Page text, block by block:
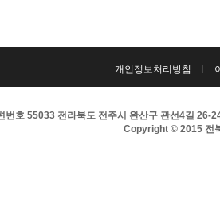
개인정보처리방침
번호 55033 전라북도 전주시 완산구 관선4길
Copyright © 2015 전